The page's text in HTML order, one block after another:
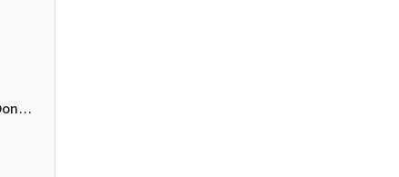
Hračka Kong Holiday Squeaker Donut